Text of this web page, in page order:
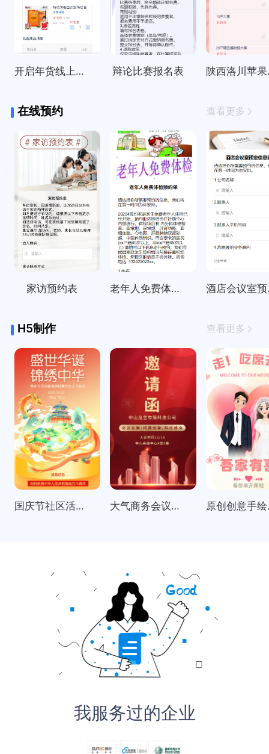
开启年货线上订购啦～ 辩论比赛报名表 陕
在线预约 查看更多
家访预约表 老年人免费体检预约单 酒
H5制作 查看更多
国庆节社区活动邀请函表彰大会 大气商务会议招商展会科技峰会邀请函 原创
我服务过的企业